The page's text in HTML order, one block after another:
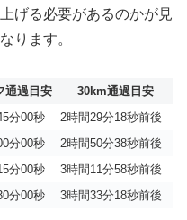
げる必要があるのかが見
ります。
通過目安
30km通過目安
分00秒
2時間29分18秒前後
分00秒
2時間50分38秒前後
分00秒
3時間11分58秒前後
分00秒 3時間33分18秒前後